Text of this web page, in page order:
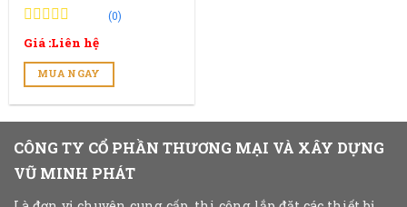
0
trên
5
0
đánh
(0)
Giá :Liên hệ
MUA NGAY
CÔNG TY CỔ PHẦN THƯƠNG MẠI VÀ XÂY DỰNG
VŨ MINH PHÁT